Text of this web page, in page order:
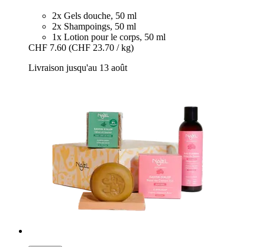
2x Gels douche, 50 ml
2x Shampoings, 50 ml
1x Lotion pour le corps, 50 ml
CHF 7.60 (CHF 23.70 / kg)
Livraison jusqu'au 13 août